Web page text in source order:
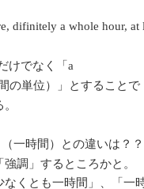
difinitely a whole hour, at
けでなく「a
の単位）」とすること
（一時間）との違いは？
調」するところかと。
なくとも一時間」、「一